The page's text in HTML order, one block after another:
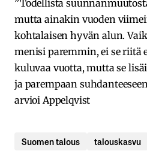
”Todellista
mutta ainakin vuoden
kohtalaisen hyvän alun.
menisi paremmin, ei se riitä
kuluvaa vuotta, mutta se
ja parempaan
arvioi Appelqvist
Suomen talous talouskasvu